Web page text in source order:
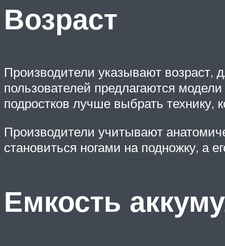
Возраст
Производители указывают возраст,
пользователей предлагаются
подростков лучше выбрать технику,
Производители учитывают
становиться ногами на подножку, а
Емкость